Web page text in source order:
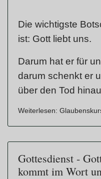
Die wichtigste
ist: Gott liebt uns.
Darum hat er für
darum schenkt er
über den Tod
Weiterlesen:
Gottesdienst -
kommt im Wort